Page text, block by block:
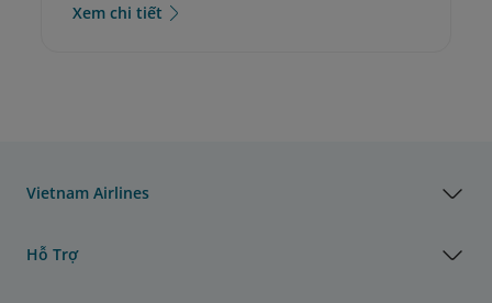
Xem chi tiết
Vietnam Airlines
Hỗ Trợ